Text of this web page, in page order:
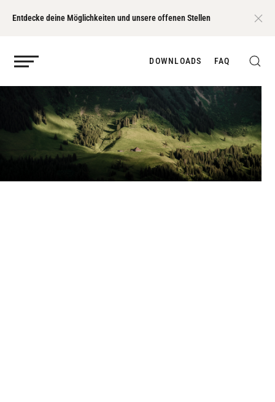
Entdecke deine Möglichkeiten und unsere offenen Stellen
DOWNLOADS FAQ